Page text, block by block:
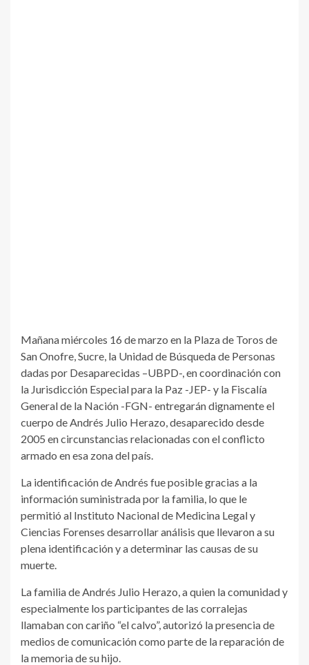
Mañana miércoles 16 de marzo en la Plaza de Toros de
San Onofre, Sucre, la Unidad de Búsqueda de Personas
dadas por Desaparecidas –UBPD-, en coordinación con
la Jurisdicción Especial para la Paz -JEP- y la Fiscalía
General de la Nación -FGN- entregarán dignamente el
cuerpo de Andrés Julio Herazo, desaparecido desde
2005 en circunstancias relacionadas con el conflicto
armado en esa zona del país.
La identificación de Andrés fue posible gracias a la
información suministrada por la familia, lo que le
permitió al Instituto Nacional de Medicina Legal y
Ciencias Forenses desarrollar análisis que llevaron a su
plena identificación y a determinar las causas de su
muerte.
La familia de Andrés Julio Herazo, a quien la comunidad y
especialmente los participantes de las corralejas
llamaban con cariño “el calvo”, autorizó la presencia de
medios de comunicación como parte de la reparación de
la memoria de su hijo.